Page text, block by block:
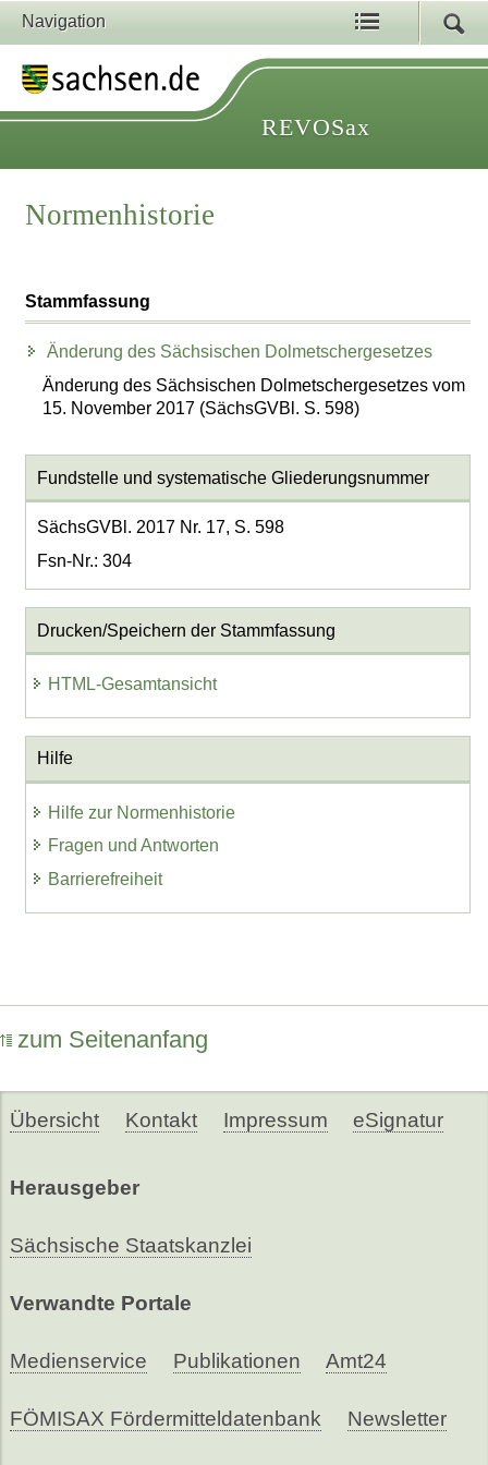
Navigation
REVOSax
Normenhistorie
Stammfassung
Änderung des Sächsischen Dolmetschergesetzes
Änderung des Sächsischen Dolmetschergesetzes vom
15. November 2017 (SächsGVBl. S. 598)
Fundstelle und systematische Gliederungsnummer
SächsGVBl. 2017 Nr. 17, S. 598
Fsn-Nr.: 304
Drucken/Speichern der Stammfassung
HTML-Gesamtansicht
Hilfe
Hilfe zur Normenhistorie
Fragen und Antworten
Barrierefreiheit
zum Seitenanfang
Übersicht Kontakt Impressum eSignatur
Herausgeber
Sächsische Staatskanzlei
Verwandte Portale
Medienservice Publikationen Amt24
FÖMISAX Fördermitteldatenbank Newsletter